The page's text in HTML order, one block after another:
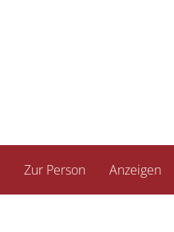
Zur Person Anzeigen